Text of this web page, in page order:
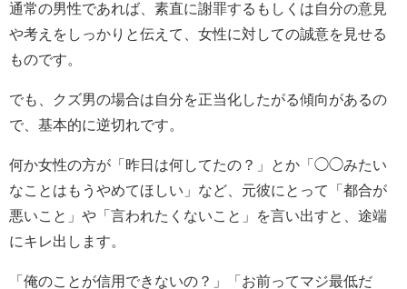
通常の男性であれば、素直に謝罪するもしくは自分の意見
や考えをしっかりと伝えて、女性に対しての誠意を見せる
ものです。
でも、クズ男の場合は自分を正当化したがる傾向があるの
で、基本的に逆切れです。
何か女性の方が「昨日は何してたの？」とか「◯◯みたい
なことはもうやめてほしい」など、元彼にとって「都合が
悪いこと」や「言われたくないこと」を言い出すと、途端
にキレ出します。
「俺のことが信用できないの？」「お前ってマジ最低だ